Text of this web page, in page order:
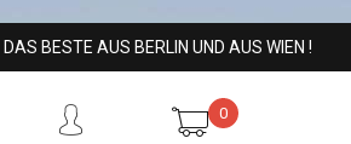
DAS BESTE AUS BERLIN UND AUS WIEN !
0